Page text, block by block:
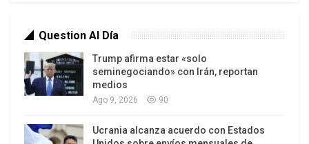
Guterres, cuyo mandato finaliza en diciembre de
Question Al Día
Trump afirma estar «solo
seminegociando» con Irán, reportan
medios
Ago 9, 2026 90
Ucrania alcanza acuerdo con Estados